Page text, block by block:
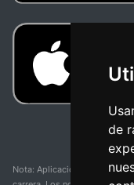
de
Nota: Aplicación y web no